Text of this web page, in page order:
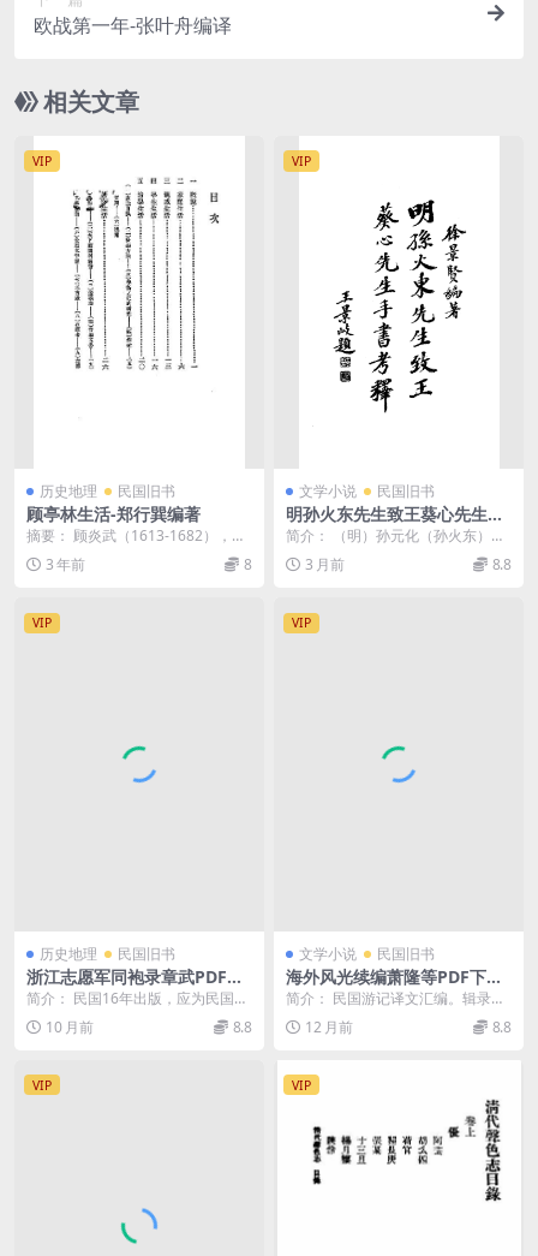
欧战第一年-张叶舟编译
相关文章
VIP
历史地理 民国旧书
顾亭林生活-郑行巽编著
摘要： 顾炎武（1613-1682），明
清之际思想家、学者。本书分16章
叙述其家...
3 年前 8
VIP
文学小说 民国旧书
明孙火东先生致王葵心先生手
书考释徐景贤PDF下载
简介： （明）孙元化（孙火东）是
徐光启的门人，为统兵大将，巡抚
登（登州）、莱（蓬...
3 月前 8.8
VIP
历史地理 民国旧书
浙江志愿军同袍录章武PDF下
载,民国浙军研究史料
简介： 民国16年出版，应为民国浙
江督军朱瑞部队同胞名录，序言中
提及爵帅朱公，为...
10 月前 8.8
VIP
文学小说 民国旧书
海外风光续编萧隆等PDF下载,
民国国外游记译著
简介： 民国游记译文汇编。辑录
《格林兰之今昔》、《拉伯兰人的
生活》、《芬兰民族性...
12 月前 8.8
VIP VIP